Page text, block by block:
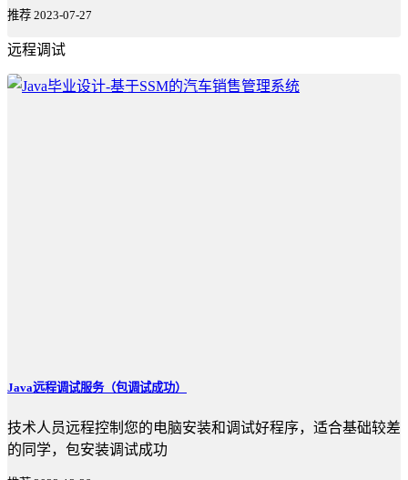
推荐 2023-07-27
远程调试
Java远程调试服务（包调试成功）
技术人员远程控制您的电脑安装和调试好程序，适合基础较差
的同学，包安装调试成功